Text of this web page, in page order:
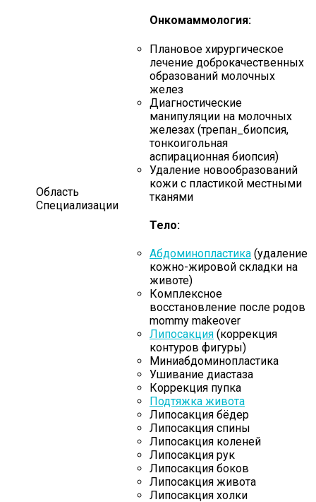
Область
Специализации
Онкомаммология:
Плановое хирургическое
лечение доброкачественных
образований молочных
желез
Диагностические
манипуляции на молочных
железах (трепан_биопсия,
тонкоигольная
аспирационная биопсия)
Удаление новообразований
кожи с пластикой местными
тканями
Тело:
Абдоминопластика (удаление
кожно-жировой складки на
животе)
Комплексное
восстановление после родов
mommy makeover
Липосакция (коррекция
контуров фигуры)
Миниабдоминопластика
Ушивание диастаза
Коррекция пупка
Подтяжка живота
Липосакция бёдер
Липосакция спины
Липосакция коленей
Липосакция рук
Липосакция боков
Липосакция живота
Липосакция холки